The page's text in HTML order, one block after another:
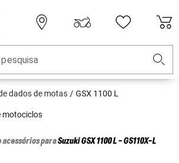
dados de motas GSX 1100 L
motociclos
acessórios paraSuzukiGSX 1100 L - GS110X-L